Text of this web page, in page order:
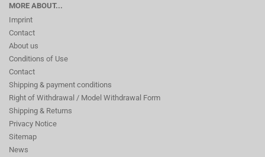
MORE ABOUT...
Imprint
Contact
About us
Conditions of Use
Contact
Shipping & payment conditions
Right of Withdrawal / Model Withdrawal Form
Shipping & Returns
Privacy Notice
Sitemap
News